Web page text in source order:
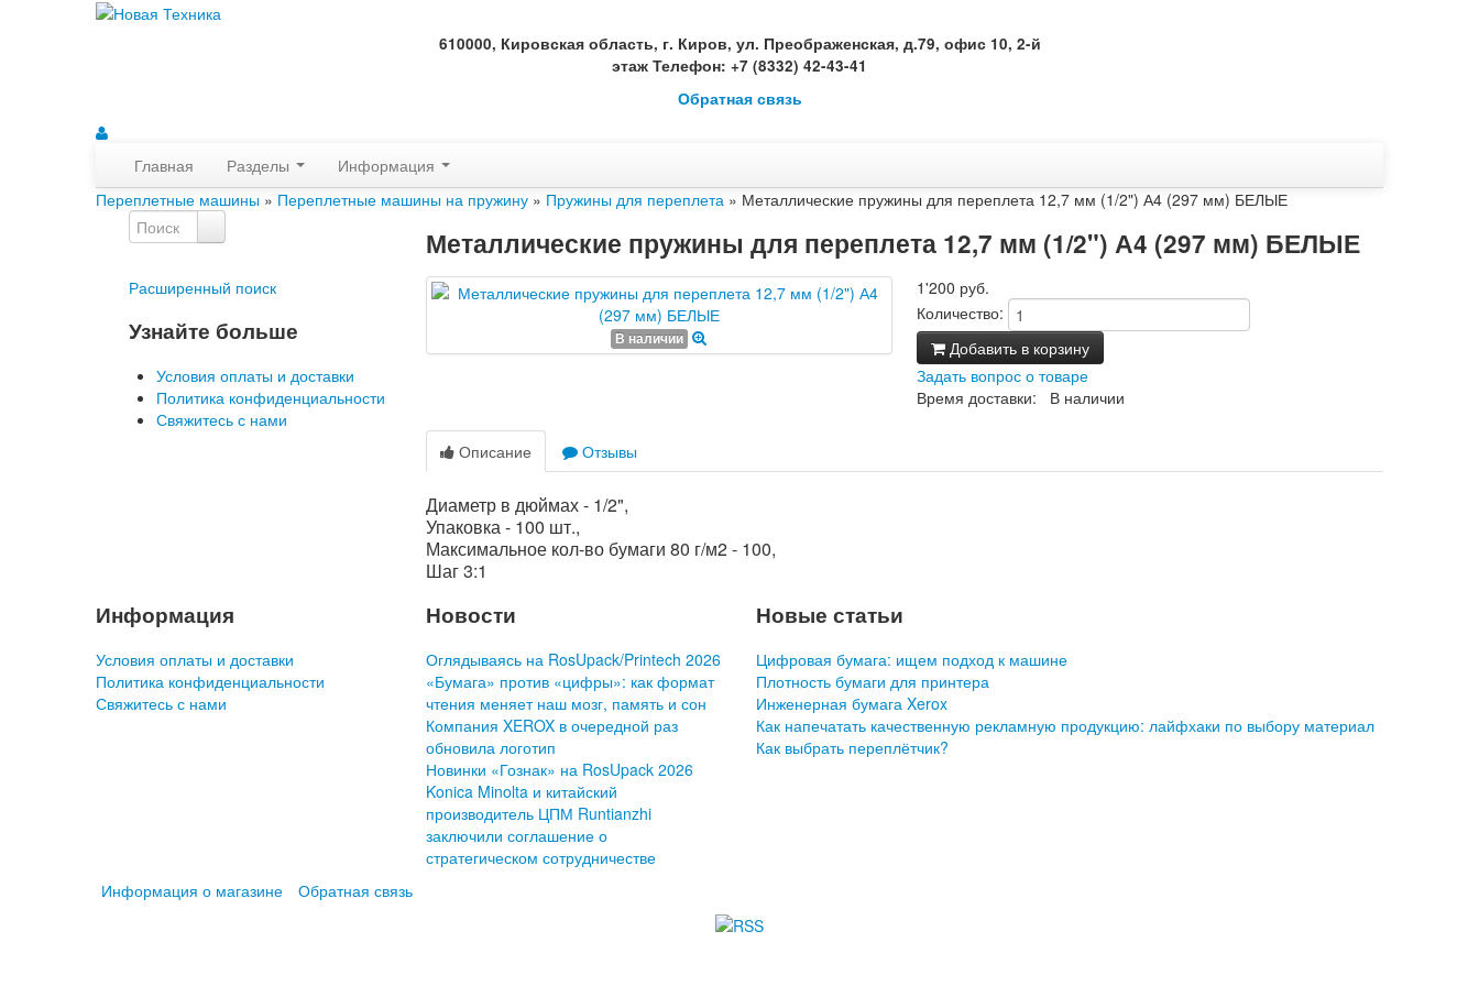
610000, Кировская область, г. Киров, ул. Преображенская, д.79, офис 10, 2-й
этаж Телефон: +7 (8332) 42-43-41
Обратная связь
Главная Разделы
Информация
Переплетные машины » Переплетные машины на пружину » Пружины для переплета » Металлические пружины для переплета 12,7 мм (1/2") А4 (297 мм) БЕЛЫЕ
Металлические пружины для переплета 12,7 мм (1/2") А4 (297 мм) БЕЛЫЕ
В наличии
1'200 руб.
Количество:
Добавить в корзину
Задать вопрос о товаре
Время доставки: В наличии
Описание Отзывы
Диаметр в дюймах - 1/2",
Упаковка - 100 шт.,
Максимальное кол-во бумаги 80 г/м2 - 100,
Шаг 3:1
Расширенный поиск
Узнайте больше
Условия оплаты и доставки
Политика конфиденциальности
Свяжитесь с нами
Информация
Условия оплаты и доставки
Политика конфиденциальности
Свяжитесь с нами
Новости
Оглядываясь на RosUpack/Printech 2026
«Бумага» против «цифры»: как формат
чтения меняет наш мозг, память и сон
Компания XEROX в очередной раз
обновила логотип
Новинки «Гознак» на RosUpack 2026
Konica Minolta и китайский
производитель ЦПМ Runtianzhi
заключили соглашение о
стратегическом сотрудничестве
Новые статьи
Цифровая бумага: ищем подход к машине
Плотность бумаги для принтера
Инженерная бумага Xerox
Как напечатать качественную рекламную продукцию: лайфхаки по выбору материал
Как выбрать переплётчик?
Информация о магазине Обратная связь